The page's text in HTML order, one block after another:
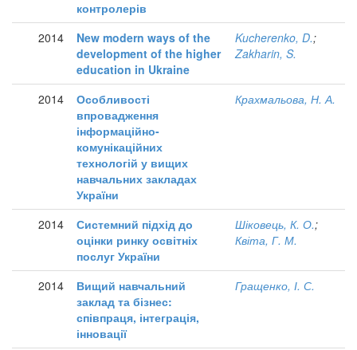
контролерів
2014
New modern ways of the
development of the higher
education in Ukraine
Kucherenko, D.;
Zakharin, S.
2014
Особливості
впровадження
інформаційно-
комунікаційних
технологій у вищих
навчальних закладах
України
Крахмальова, Н. А.
2014
Системний підхід до
оцінки ринку освітніх
послуг України
Шіковець, К. О.;
Квіта, Г. М.
2014
Вищий навчальний
заклад та бізнес:
співпраця, інтеграція,
інновації
Гращенко, І. С.